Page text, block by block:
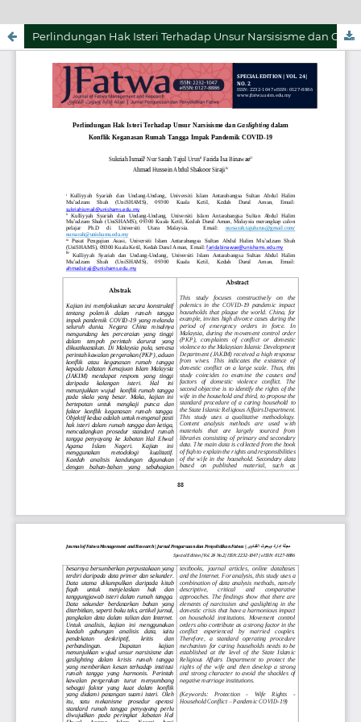
Perlindungan Hak Isteri Terhadap Unsur Narsisisme dan Gaslighting dalam Konflik Keganasan Rumah Tangga Impak Pandemik COVID-19